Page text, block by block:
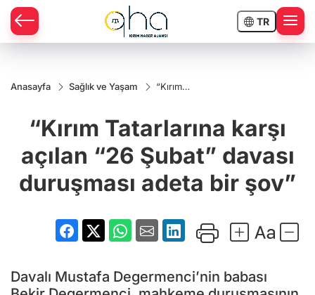
TR
Anasayfa Sağlık ve Yaşam
“Kırım
açılan “26
Şubat”
duruşması
adeta bir
şov”
“Kırım Tatarlarına karşı
açılan “26 Şubat” davası
duruşması adeta bir şov”
Davalı Mustafa Degermenci’nin babası